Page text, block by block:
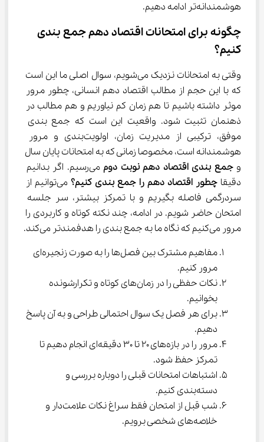
هوشمندانه‌تر ادامه دهیم.
چگونه برای امتحانات اقتصاد دهم جمع بندی
کنیم؟
وقتی به امتحانات نزدیک می‌شویم، سوال اصلی ما این است
که با این حجم از مطالب اقتصاد دهم انسانی، چطور مرور
موثر داشته باشیم تا هم زمان کم نیاوریم و هم مطالب در
ذهنمان تثبیت شود. واقعیت این است که جمع بندی
موفق، ترکیبی از مدیریت زمان، اولویت‌بندی و مرور
هوشمندانه است، مخصوصا زمانی که به امتحانات پایان سال
و جمع بندی اقتصاد دهم نوبت دوم
می‌رسیم. اگر بدانیم
دقیقا چطور اقتصاد دهم را جمع بندی کنیم؟
می‌توانیم از
سردرگمی فاصله بگیریم و با تمرکز بیشتر، سر جلسه
امتحان حاضر شویم. در ادامه، چند نکته کوتاه و کاربردی را
مرور می‌کنیم که نگاه ما به جمع بندی را هدفمندتر می‌کند.
مفاهیم مشترک بین فصل‌ها را به صورت زنجیره‌ای
مرور کنیم.
نکات حفظی را در زمان‌های کوتاه و تکرارشونده
بخوانیم.
برای هر فصل یک سوال احتمالی طراحی و به آن پاسخ
دهیم.
مرور را در بازه‌های ۲۰ تا ۳۰ دقیقه‌ای انجام دهیم تا
تمرکز حفظ شود.
اشتباهات امتحانات قبلی را دوباره بررسی و
دسته‌بندی کنیم.
شب قبل از امتحان فقط سراغ نکات علامت‌دار و
خلاصه‌های شخصی برویم.